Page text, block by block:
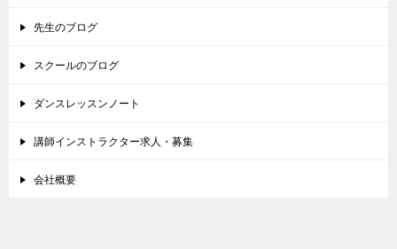
先生のブログ
スクールのブログ
ダンスレッスンノート
講師インストラクター求人・募集
会社概要